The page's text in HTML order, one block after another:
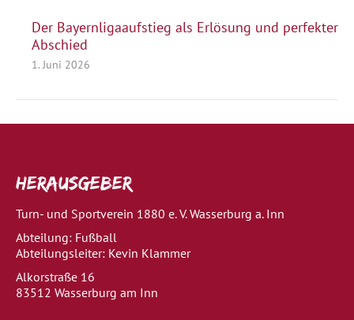
Der Bayernligaaufstieg als Erlösung und perfekter
Abschied
1. Juni 2026
Herausgeber
Turn- und Sportverein 1880 e. V. Wasserburg a. Inn
Abteilung: Fußball
Abteilungsleiter: Kevin Klammer
Alkorstraße 16
83512 Wasserburg am Inn